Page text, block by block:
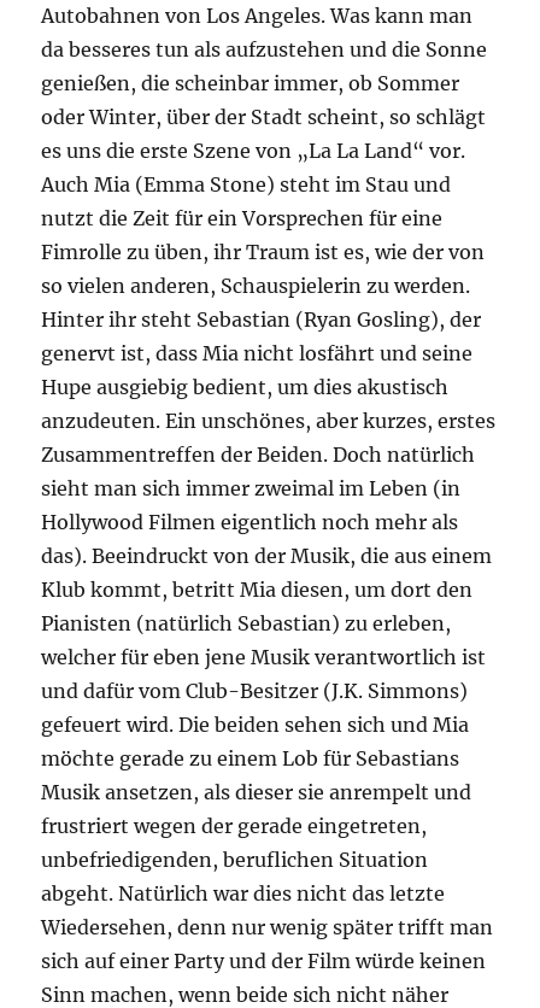
Autobahnen von Los Angeles. Was kann man
da besseres tun als aufzustehen und die Sonne
genießen, die scheinbar immer, ob Sommer
oder Winter, über der Stadt scheint, so schlägt
es uns die erste Szene von „La La Land“ vor.
Auch Mia (Emma Stone) steht im Stau und
nutzt die Zeit für ein Vorsprechen für eine
Fimrolle zu üben, ihr Traum ist es, wie der von
so vielen anderen, Schauspielerin zu werden.
Hinter ihr steht Sebastian (Ryan Gosling), der
genervt ist, dass Mia nicht losfährt und seine
Hupe ausgiebig bedient, um dies akustisch
anzudeuten. Ein unschönes, aber kurzes, erstes
Zusammentreffen der Beiden. Doch natürlich
sieht man sich immer zweimal im Leben (in
Hollywood Filmen eigentlich noch mehr als
das). Beeindruckt von der Musik, die aus einem
Klub kommt, betritt Mia diesen, um dort den
Pianisten (natürlich Sebastian) zu erleben,
welcher für eben jene Musik verantwortlich ist
und dafür vom Club-Besitzer (J.K. Simmons)
gefeuert wird. Die beiden sehen sich und Mia
möchte gerade zu einem Lob für Sebastians
Musik ansetzen, als dieser sie anrempelt und
frustriert wegen der gerade eingetreten,
unbefriedigenden, beruflichen Situation
abgeht. Natürlich war dies nicht das letzte
Wiedersehen, denn nur wenig später trifft man
sich auf einer Party und der Film würde keinen
Sinn machen, wenn beide sich nicht näher